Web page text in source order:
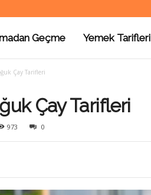
Geçme Yemek Tarifleri
Çay Tarifleri
Çay Tarifleri
973 0